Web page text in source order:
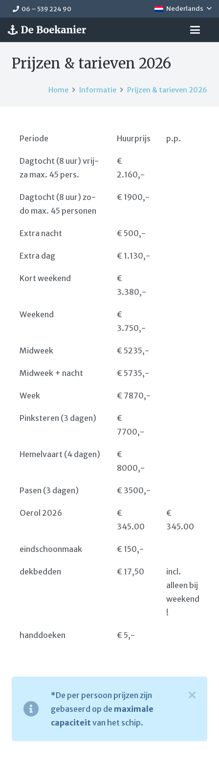
06 – 539 224 90 Nederlands
Prijzen & tarieven 2026
Home Informatie Prijzen & tarieven 2026
Periode Huurprijs p.p.
Dagtocht (8 uur) vrij-
za max. 45 pers.
€
2.160,-
Dagtocht (8 uur) zo-
do max. 45 personen
€ 1900,-
Extra nacht € 500,-
Extra dag € 1.130,-
Kort weekend
€
3.380,-
Weekend
€
3.750,-
Midweek € 5235,-
Midweek + nacht € 5735,-
Week € 7870,-
Pinksteren (3 dagen)
€
7700,-
Hemelvaart (4 dagen)
€
8000,-
Pasen (3 dagen) € 3500,-
Oerol 2026
€
345.00
€
345.00
eindschoonmaak € 150,-
dekbedden € 17,50
incl.
alleen bij
weekend
!
handdoeken € 5,-
*De per persoon prijzen zijn
gebaseerd op de maximale
capaciteitvan het schip.